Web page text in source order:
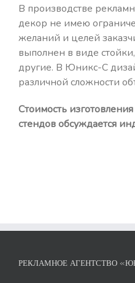
В производстве
декор не имею
желаний и целей
выполнен в виде
другие. В Юникс-С
различной сложности
Стоимость
стендов обсуждается
РЕКЛАМНОЕ АГЕНТСТВО